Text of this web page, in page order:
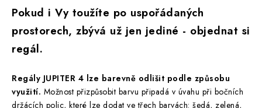
Pokud i Vy toužíte po uspořádaných
prostorech, zbývá už jen jediné - objednat si
regál.
Regály JUPITER 4 lze barevně odlišit podle způsobu
využití. Možnost přizpůsobit barvu připadá v úvahu při bočních
držácích polic, které lze dodat ve třech barvách: šedá, zelená,